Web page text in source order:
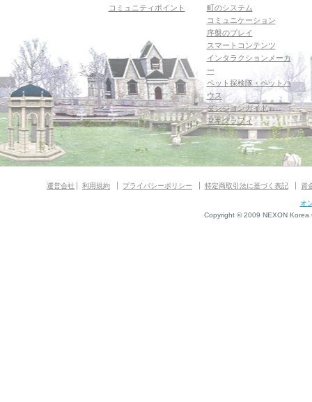
コミュニティポイント
町のシステム
コミュニケーション
序盤のプレイ
スマートコンテンツ
インタラクションメーカ
ー
ペット探検隊・ペットハ
ウス
ダンジョンガイド
マギグラフィ
運営会社 利用規約 プライバシーポリシー 特定商取引法に基づく表記 資
オ
Copyright © 2009 NEXON Korea